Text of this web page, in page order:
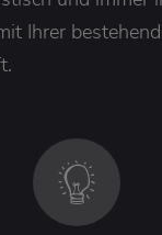
Ihrer